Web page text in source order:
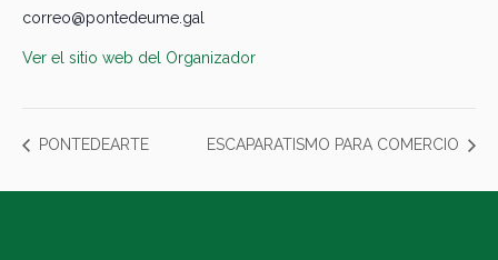
correo@pontedeume.gal
Ver el sitio web del Organizador
PONTEDEARTE ESCAPARATISMO PARA COMERCIO